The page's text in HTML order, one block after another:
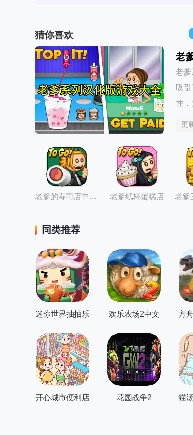
猜你喜欢
老
老爹
吸
性，
更
老爹的寿司店中文汉化版 老爹纸杯蛋糕店
同类推荐
迷你世界抽抽乐 欢乐农场2中文
版
方
开心城市便利店 花园战争2 猫